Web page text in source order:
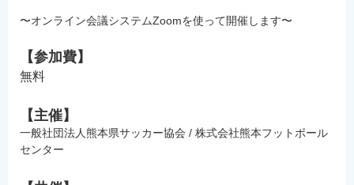
〜オンライン会議システムZoomを使って開催します〜
【参加費】
無料
【主催】
一般社団法人熊本県サッカー協会 / 株式会社熊本フットボール
センター